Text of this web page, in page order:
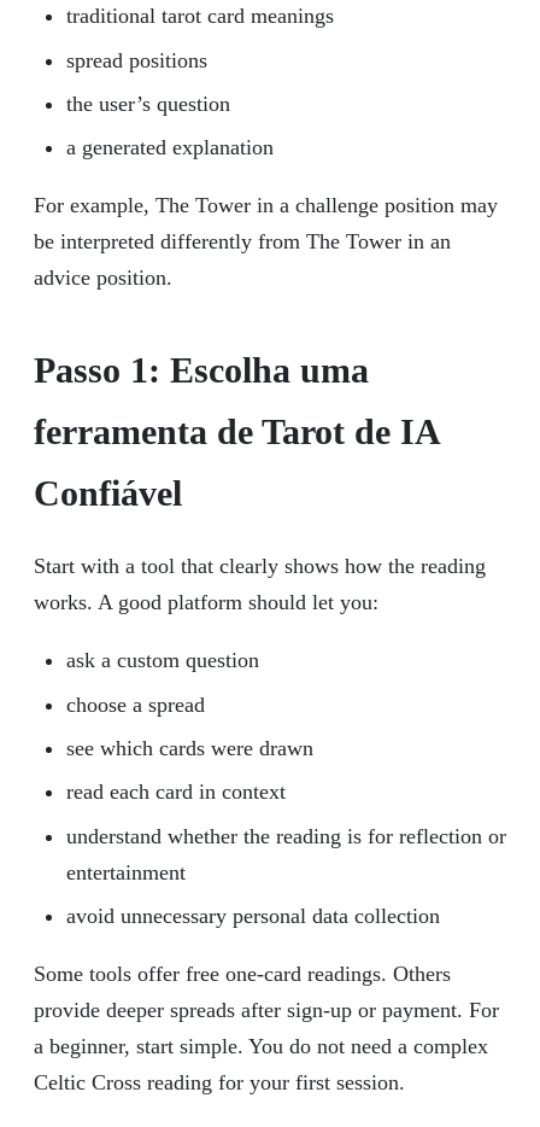
traditional tarot card meanings
spread positions
the user’s question
a generated explanation
For example, The Tower in a challenge position may
be interpreted differently from The Tower in an
advice position.
Passo 1: Escolha uma
ferramenta de Tarot de IA
Confiável
Start with a tool that clearly shows how the reading
works. A good platform should let you:
ask a custom question
choose a spread
see which cards were drawn
read each card in context
understand whether the reading is for reflection or
entertainment
avoid unnecessary personal data collection
Some tools offer free one-card readings. Others
provide deeper spreads after sign-up or payment. For
a beginner, start simple. You do not need a complex
Celtic Cross reading for your first session.